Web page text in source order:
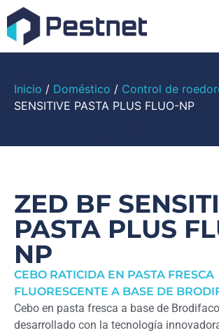
Inicio / Doméstico / Control de
SENSITIVE PASTA PLUS FLUO-NP
ZED BF
PASTA PLUS
NP
CEBO RATICIDA EN PASTA FRESCA
FLUORESCENTE A BASE DE
Cebo en pasta fresca a base de
desarrollado con la tecnología